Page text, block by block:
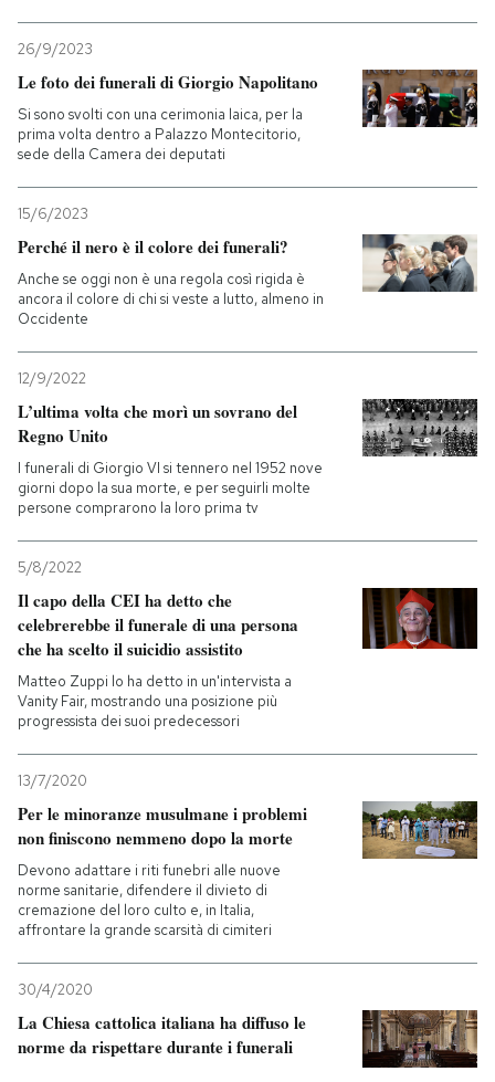
26/9/2023
Le foto dei funerali di Giorgio Napolitano
Si sono svolti con una cerimonia laica, per la
prima volta dentro a Palazzo Montecitorio,
sede della Camera dei deputati
15/6/2023
Perché il nero è il colore dei funerali?
Anche se oggi non è una regola così rigida è
ancora il colore di chi si veste a lutto, almeno in
Occidente
12/9/2022
L’ultima volta che morì un sovrano del
Regno Unito
I funerali di Giorgio VI si tennero nel 1952 nove
giorni dopo la sua morte, e per seguirli molte
persone comprarono la loro prima tv
5/8/2022
Il capo della CEI ha detto che
celebrerebbe il funerale di una persona
che ha scelto il suicidio assistito
Matteo Zuppi lo ha detto in un'intervista a
Vanity Fair, mostrando una posizione più
progressista dei suoi predecessori
13/7/2020
Per le minoranze musulmane i problemi
non finiscono nemmeno dopo la morte
Devono adattare i riti funebri alle nuove
norme sanitarie, difendere il divieto di
cremazione del loro culto e, in Italia,
affrontare la grande scarsità di cimiteri
30/4/2020
La Chiesa cattolica italiana ha diffuso le
norme da rispettare durante i funerali